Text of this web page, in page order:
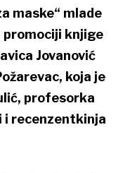
maske“ mlade
promociji knjige
Jovanović
koja je
profesorka
i recenzentkinja